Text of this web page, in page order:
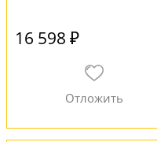
16 598 ₽